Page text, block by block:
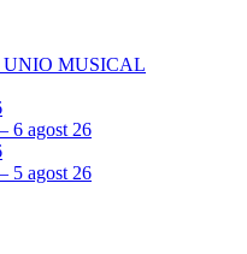
UNIO MUSICAL
6 agost 26
5 agost 26